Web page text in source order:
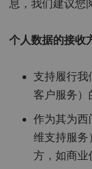
息，我们建议您
个人数据的接收
支持履行我
客户服务）
作为其为西
维支持服务
方，如商业